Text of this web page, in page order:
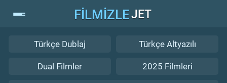
FİLMİZLEJET
Türkçe Dublaj Türkçe Altyazılı
Dual Filmler 2025 Filmleri